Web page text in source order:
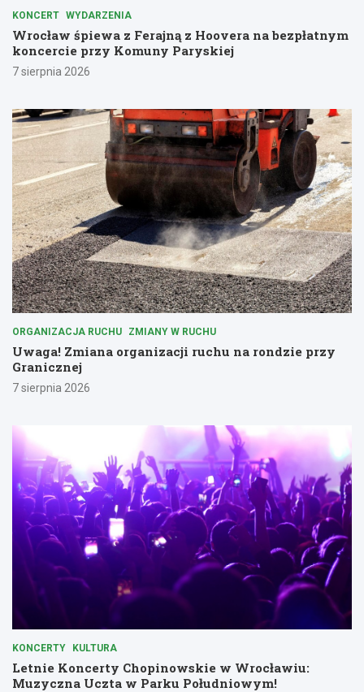
KONCERT WYDARZENIA
Wrocław śpiewa z Ferajną z Hoovera na bezpłatnym
koncercie przy Komuny Paryskiej
7 sierpnia 2026
ORGANIZACJA RUCHU ZMIANY W RUCHU
Uwaga! Zmiana organizacji ruchu na rondzie przy
Granicznej
7 sierpnia 2026
KONCERTY KULTURA
Letnie Koncerty Chopinowskie w Wrocławiu:
Muzyczna Uczta w Parku Południowym!